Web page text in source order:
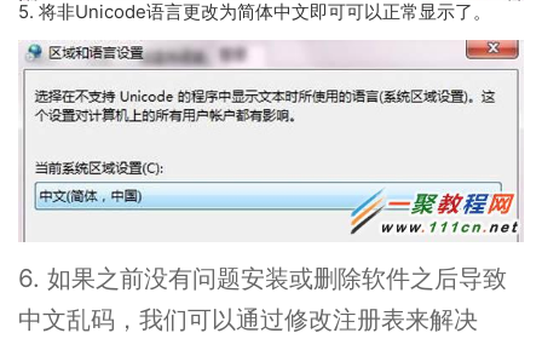
5. 将非Unicode语言更改为简体中文即可可以正常显示了。
6. 如果之前没有问题安装或删除软件之后导致
中文乱码，我们可以通过修改注册表来解决